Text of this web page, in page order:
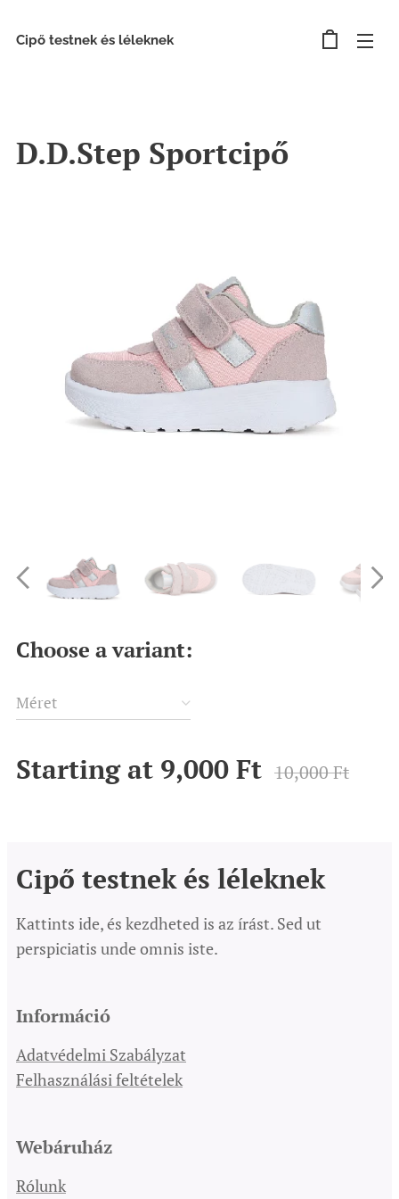
Cipő testnek és léleknek
D.D.Step Sportcipő
Choose a variant:
Méret
Starting at 9,000 Ft 10,000Ft
Cipő testnek és léleknek
Kattints ide, és kezdheted is az írást. Sed ut
perspiciatis unde omnis iste.
Információ
Adatvédelmi Szabályzat
Felhasználási feltételek
Webáruház
Rólunk